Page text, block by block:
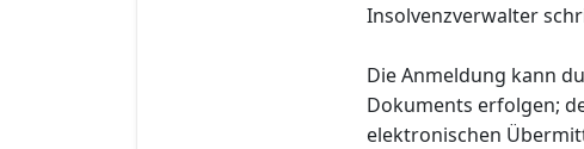
Insolvenzverwalter
Die Anmeldung kann
Dokuments erfolgen;
elektronischen